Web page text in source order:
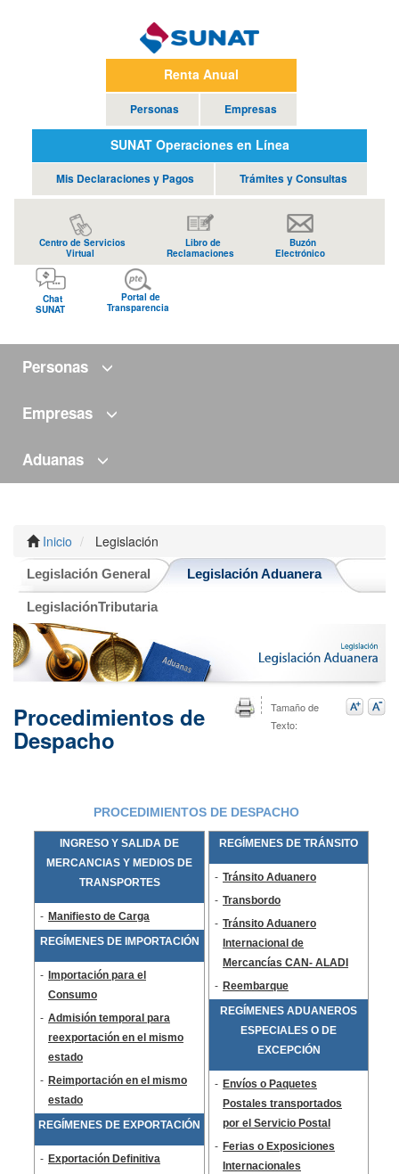
Renta Anual
Personas Empresas
SUNAT Operaciones en Línea
Mis Declaraciones y Pagos Trámites y Consultas
Centro de Servicios
Virtual
Libro de
Reclamaciones
Buzón
Electrónico
Chat
SUNAT
Portal de
Transparencia
Personas
Empresas
Aduanas
Inicio Legislación
Legislación General Legislación Aduanera
LegislaciónTributaria
Tamaño de
Texto:
Procedimientos de
Despacho
PROCEDIMIENTOS DE DESPACHO
INGRESO Y SALIDA DE
MERCANCIAS Y MEDIOS DE
TRANSPORTES
- Manifiesto de Carga
REGÍMENES DE IMPORTACIÓN
- Importación para el
Consumo
- Admisión temporal para
reexportación en el mismo
estado
- Reimportación en el mismo
estado
REGÍMENES DE EXPORTACIÓN
- Exportación Definitiva
REGÍMENES DE TRÁNSITO
- Tránsito Aduanero
- Transbordo
- Tránsito Aduanero
Internacional de
Mercancías CAN- ALADI
- Reembarque
REGÍMENES ADUANEROS
ESPECIALES O DE
EXCEPCIÓN
- Envíos o Paquetes
Postales transportados
por el Servicio Postal
- Ferias o Exposiciones
Internacionales